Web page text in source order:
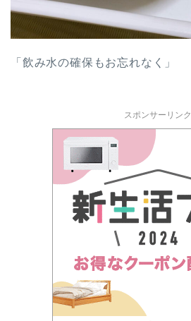
「飲み水の確保もお忘れなく」
スポンサーリンク